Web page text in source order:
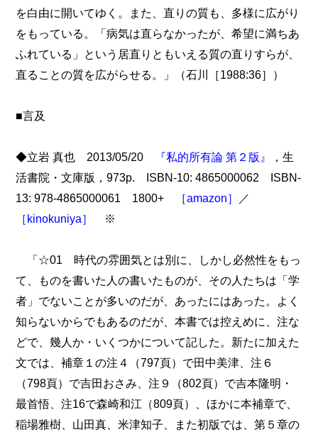
を白由に開いてゆく。また、直りの質も、多様に広がり
をもっている。「病気は直らなかったが、希望に満ちあ
ふれている」という居直りともいえる質の直りすらが、
直ることの質を広がらせる。」（石川［1988:36］）
■言及
◆立岩 真也 2013/05/20 『私的所有論 第２版』
，生
活書院・文庫版，973p. ISBN-10: 4865000062 ISBN-
13: 978-4865000061 1800+
［amazon］
／
［kinokuniya］
※
「☆01 時代の雰囲気とは別に、しかし必然性をもっ
て、ものを書いた人の書いたものが、その人たちは「学
者」でないことが多いのだが、あったにはあった。よく
知らないからでもあるのだが、本書では控えめに、注な
どで、幾人か・いくつかについて記した。新たに加えた
文では、補章１の注４（797頁）で田中美津、注６
（798頁）で吉田おさみ、注９（802頁）で吉本隆明・
最首悟、注16で森崎和江（809頁）、ほかに本補章で、
稲場雅樹、山田真、米津知子、また初版では、第５章の